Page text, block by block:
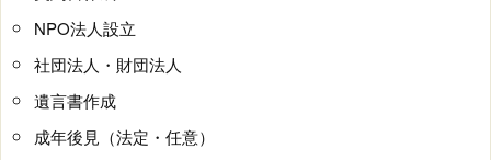
NPO法人設立
社団法人・財団法人
遺言書作成
成年後見（法定・任意）